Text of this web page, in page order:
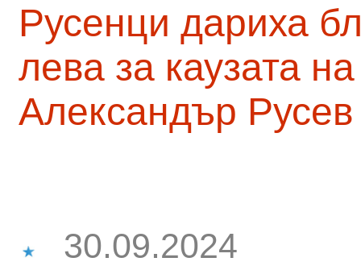
Русенци дариха
лева за каузата
Александър Русев
30.09.2024